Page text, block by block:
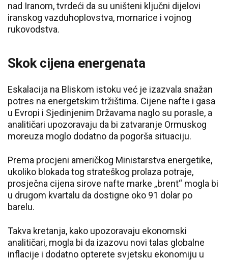
nad Iranom, tvrdeći da su uništeni ključni dijelovi
iranskog vazduhoplovstva, mornarice i vojnog
rukovodstva.
Skok cijena energenata
Eskalacija na Bliskom istoku već je izazvala snažan
potres na energetskim tržištima. Cijene nafte i gasa
u Evropi i Sjedinjenim Državama naglo su porasle, a
analitičari upozoravaju da bi zatvaranje Ormuskog
moreuza moglo dodatno da pogorša situaciju.
Prema procjeni američkog Ministarstva energetike,
ukoliko blokada tog strateškog prolaza potraje,
prosječna cijena sirove nafte marke „brent“ mogla bi
u drugom kvartalu da dostigne oko 91 dolar po
barelu.
Takva kretanja, kako upozoravaju ekonomski
analitičari, mogla bi da izazovu novi talas globalne
inflacije i dodatno opterete svjetsku ekonomiju u